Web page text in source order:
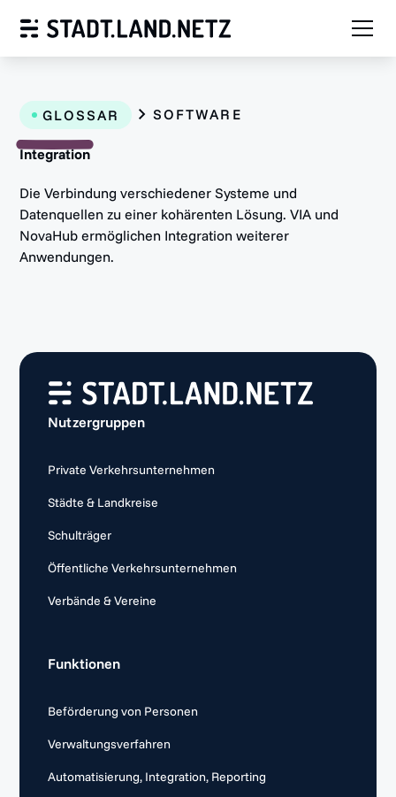
GLOSSAR SOFTWARE
Integration
Die Verbindung verschiedener Systeme und
Datenquellen zu einer kohärenten Lösung. VIA und
NovaHub ermöglichen Integration weiterer
Anwendungen.
Nutzergruppen
Private Verkehrsunternehmen
Städte & Landkreise
Schulträger
Öffentliche Verkehrsunternehmen
Verbände & Vereine
Funktionen
Beförderung von Personen
Verwaltungsverfahren
Automatisierung, Integration, Reporting